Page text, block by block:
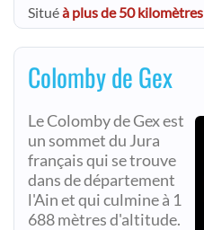
Situéà plus de 50 kilomètres
Colomby de Gex
Le Colomby de Gex est
un sommet du Jura
français qui se trouve
dans de département
l'Ain et qui culmine à 1
688 mètres d'altitude.